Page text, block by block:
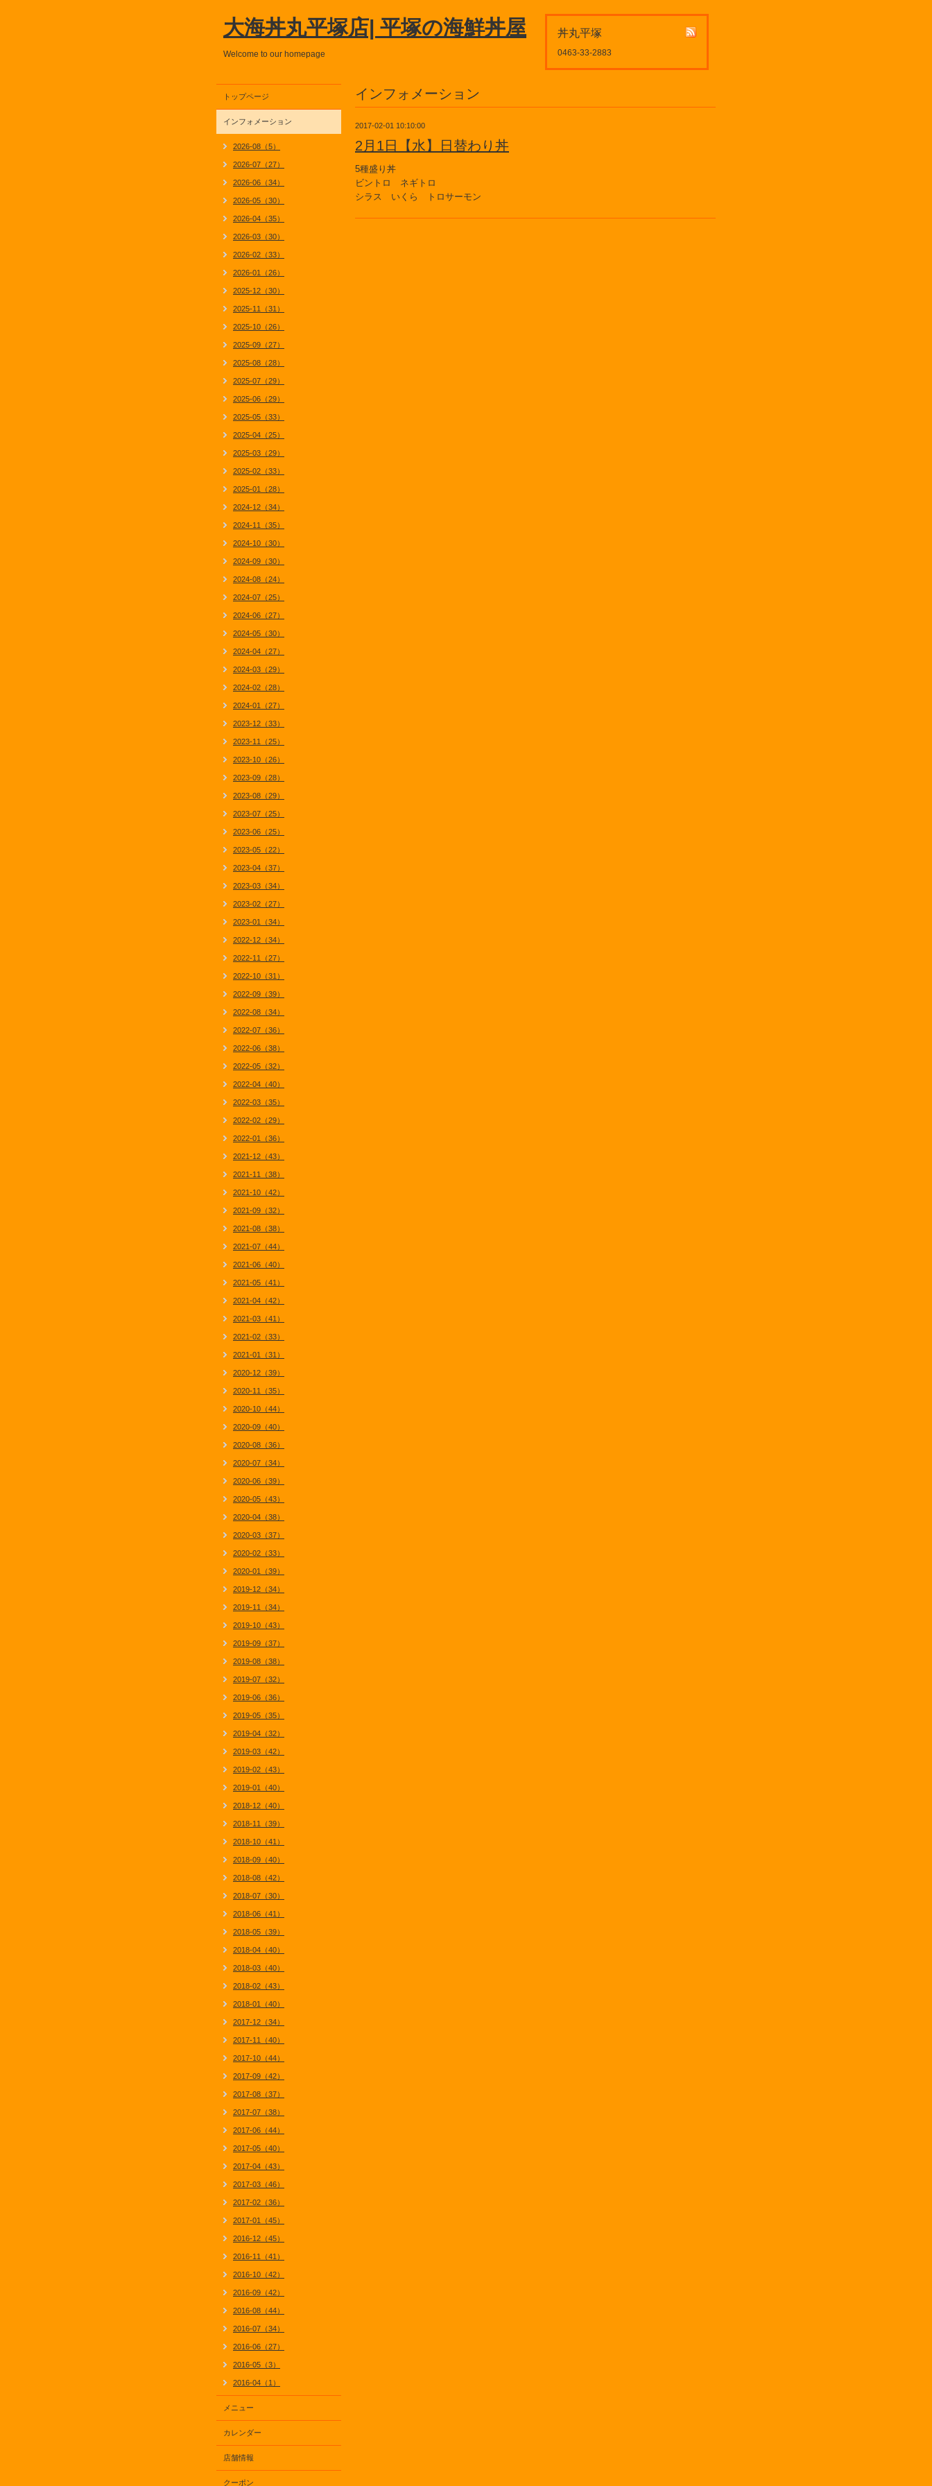
丼丸平塚
0463-33-2883
大海丼丸平塚店| 平塚の海鮮丼屋
Welcome to our homepage
インフォメーション
2017-02-01 10:10:00
2月1日【水】日替わり丼
5種盛り丼
ビントロ ネギトロ
シラス いくら トロサーモン
トップページ
インフォメーション
2026-08（5）
2026-07（27）
2026-06（34）
2026-05（30）
2026-04（35）
2026-03（30）
2026-02（33）
2026-01（26）
2025-12（30）
2025-11（31）
2025-10（26）
2025-09（27）
2025-08（28）
2025-07（29）
2025-06（29）
2025-05（33）
2025-04（25）
2025-03（29）
2025-02（33）
2025-01（28）
2024-12（34）
2024-11（35）
2024-10（30）
2024-09（30）
2024-08（24）
2024-07（25）
2024-06（27）
2024-05（30）
2024-04（27）
2024-03（29）
2024-02（28）
2024-01（27）
2023-12（33）
2023-11（25）
2023-10（26）
2023-09（28）
2023-08（29）
2023-07（25）
2023-06（25）
2023-05（22）
2023-04（37）
2023-03（34）
2023-02（27）
2023-01（34）
2022-12（34）
2022-11（27）
2022-10（31）
2022-09（39）
2022-08（34）
2022-07（36）
2022-06（38）
2022-05（32）
2022-04（40）
2022-03（35）
2022-02（29）
2022-01（36）
2021-12（43）
2021-11（38）
2021-10（42）
2021-09（32）
2021-08（38）
2021-07（44）
2021-06（40）
2021-05（41）
2021-04（42）
2021-03（41）
2021-02（33）
2021-01（31）
2020-12（39）
2020-11（35）
2020-10（44）
2020-09（40）
2020-08（36）
2020-07（34）
2020-06（39）
2020-05（43）
2020-04（38）
2020-03（37）
2020-02（33）
2020-01（39）
2019-12（34）
2019-11（34）
2019-10（43）
2019-09（37）
2019-08（38）
2019-07（32）
2019-06（36）
2019-05（35）
2019-04（32）
2019-03（42）
2019-02（43）
2019-01（40）
2018-12（40）
2018-11（39）
2018-10（41）
2018-09（40）
2018-08（42）
2018-07（30）
2018-06（41）
2018-05（39）
2018-04（40）
2018-03（40）
2018-02（43）
2018-01（40）
2017-12（34）
2017-11（40）
2017-10（44）
2017-09（42）
2017-08（37）
2017-07（38）
2017-06（44）
2017-05（40）
2017-04（43）
2017-03（46）
2017-02（36）
2017-01（45）
2016-12（45）
2016-11（41）
2016-10（42）
2016-09（42）
2016-08（44）
2016-07（34）
2016-06（27）
2016-05（3）
2016-04（1）
メニュー
カレンダー
店舗情報
クーポン